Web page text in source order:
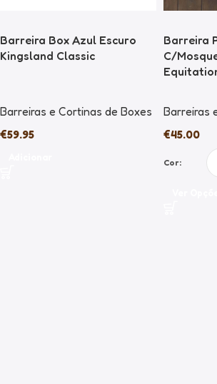
Barreira Box Azul Escuro
Kingsland Classic
Barreiras e Cortinas de Boxes
€59.95
Barreira
C/
Barreiras
€45.00
Cor: